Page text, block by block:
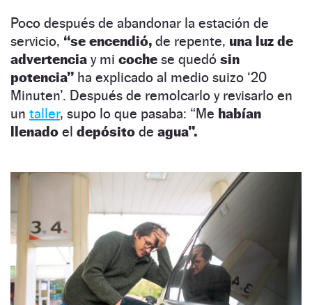
Poco después de abandonar la estación de
servicio, “se encendió, de repente, una luz de
advertencia y mi coche se quedó sin
potencia” ha explicado al medio suizo ‘20
Minuten’. Después de remolcarlo y revisarlo en
un taller, supo lo que pasaba: “Me habían
llenado el depósito de agua”.